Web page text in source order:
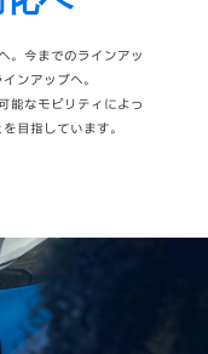
。今までのラインアッ
ンアップへ。
能なモビリティによっ
目指しています。